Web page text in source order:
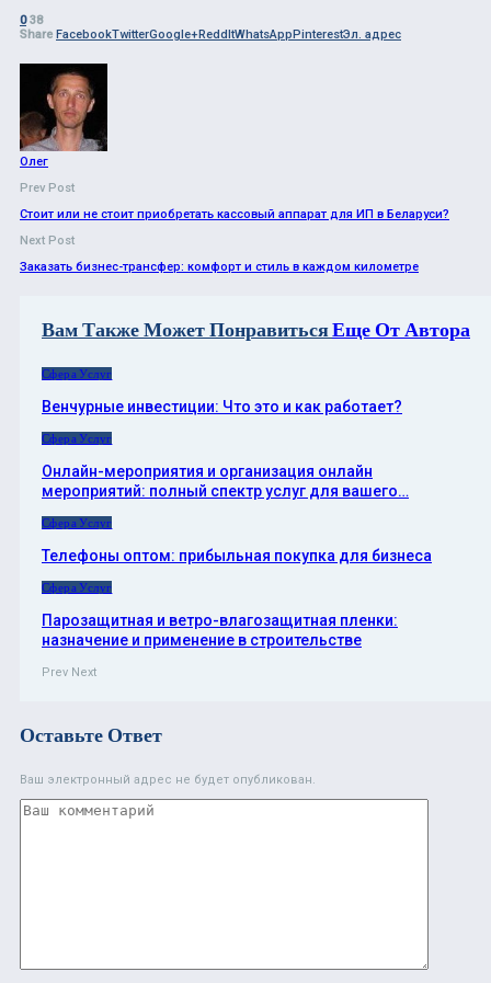
0 38
Share FacebookTwitterGoogle+ReddItWhatsAppPinterestЭл. адрес
Олег
Prev Post
Стоит или не стоит приобретать кассовый аппарат для ИП в Беларуси?
Next Post
Заказать бизнес-трансфер: комфорт и стиль в каждом километре
Вам Также Может ПонравитьсяЕще От Автора
Сфера Услуг
Венчурные инвестиции: Что это и как работает?
Сфера Услуг
Онлайн-мероприятия и организация онлайн
мероприятий: полный спектр услуг для вашего…
Сфера Услуг
Телефоны оптом: прибыльная покупка для бизнеса
Сфера Услуг
Парозащитная и ветро-влагозащитная пленки:
назначение и применение в строительстве
Prev Next
Оставьте Ответ
Ваш электронный адрес не будет опубликован.